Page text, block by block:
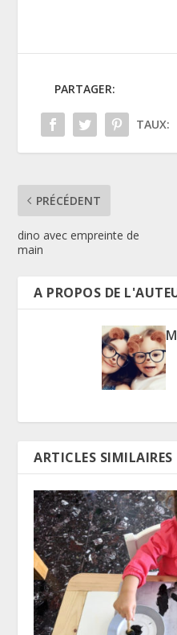
PARTAGER:
TAUX:
PRÉCÉDENT
dino avec empreinte de
main
A PROPOS DE
ARTICLES SIMILAIRES